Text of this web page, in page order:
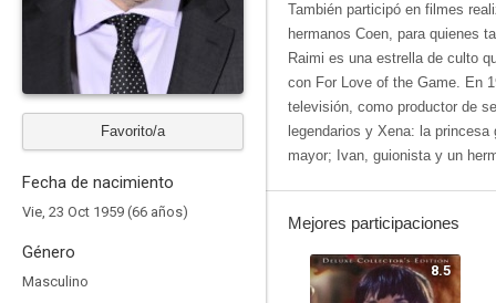
Favorito/a
Fecha de nacimiento
Vie, 23 Oct 1959 (66 años)
Género
Masculino
También participó en filmes
hermanos Coen, para quienes
Raimi es una estrella de culto
con For Love of the Game. En
televisión, como productor de
legendarios y Xena: la
mayor; Ivan, guionista y un
Mejores participaciones
8.5